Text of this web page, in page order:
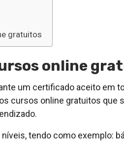
gratuitos
online
um certificado aceito em
cursos online gratuitos que
tendo como exemplo: